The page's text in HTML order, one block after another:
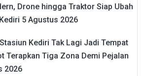
Drone hingga Traktor Siap Ubah
5 Agustus 2026
Kediri Tak Lagi Jadi Tempat
Terapkan Tiga Zona Demi Pejalan
2026